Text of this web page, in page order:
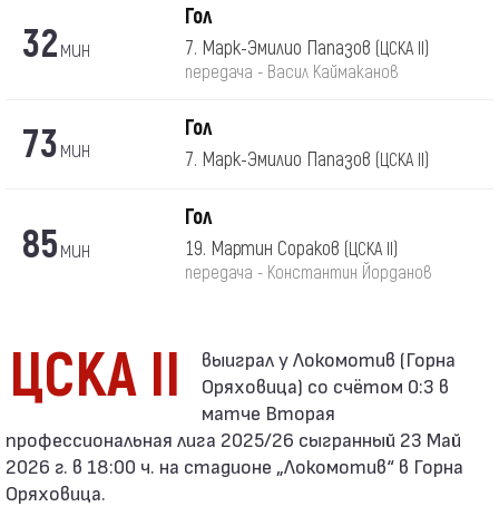
32мин
Гол
7. Марк-Эмилио Папазов (ЦСКА II)
передача - Васил Каймаканов
73мин
Гол
7. Марк-Эмилио Папазов (ЦСКА II)
85мин
Гол
19. Мартин Сораков (ЦСКА II)
передача - Константин Йорданов
ЦСКА II
Оряховица) со счётом 0:3 в
матче Вторая
профессиональная лига 2025/26 сыгранный 23 Май
2026 г. в 18:00 ч. на стадионе „Локомотив“ в Горна
Оряховица.